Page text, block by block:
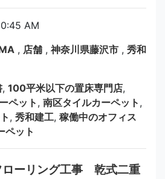
AM
, 店舗 , 神奈川県藤沢市 , 秀和
, 100平米以下の置床専門店,
ペット , 南区タイルカーペット ,
, 秀和建工, 稼働中のオフィス
ペット
ーリング工事 乾式二重